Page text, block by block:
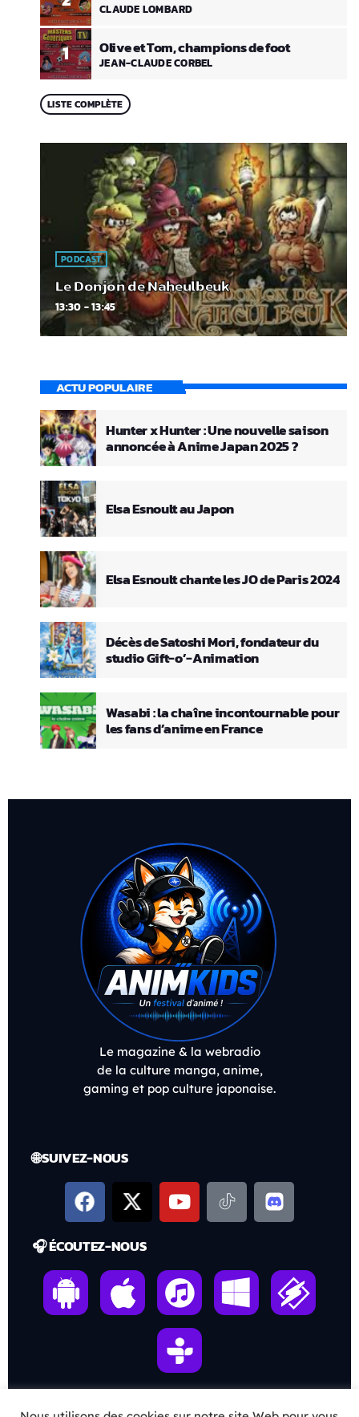
1 Olive et Tom, champions de foot
JEAN-CLAUDE CORBEL
CLAUDE LOMBARD
LISTE COMPLÈTE
PODCAST
Le Donjon de Naheulbeuk
13:30 - 13:45
ACTU POPULAIRE
Hunter x Hunter : Une nouvelle saison
annoncée à Anime Japan 2025 ?
Elsa Esnoult au Japon
Elsa Esnoult chante les JO de Paris 2024
Décès de Satoshi Mori, fondateur du
studio Gift-o’-Animation
Wasabi : la chaîne incontournable pour
les fans d’anime en France
Le magazine & la webradio
de la culture manga, anime,
gaming et pop culture japonaise.
🌐 SUIVEZ-NOUS
🎧 ÉCOUTEZ-NOUS